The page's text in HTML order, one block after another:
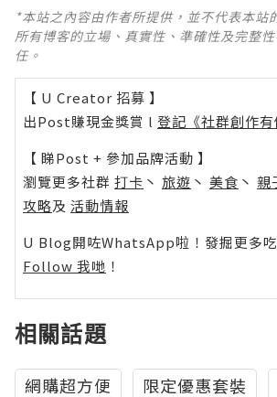
*本站之內容由作者所提供，並不代表本站
所有博客的立場、真實性、準確性及完整
任。
【 U Creator 招募 】
出Post賺現金獎賞 l 登記《社群創作有
【 睇Post + 參加品牌活動 】
瀏覽更多社群 打卡 丶 旅遊 丶 美食 丶 親
攻略及 活動情報
U Blog開咗WhatsApp啦！發掘更多吃
Follow 我哋 ！
相關話題
網購超方便 限定優惠套裝